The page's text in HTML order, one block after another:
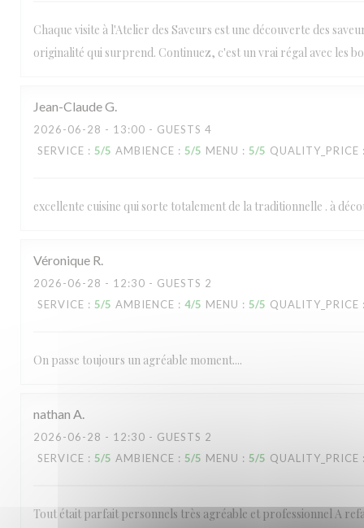
Chaque visite à l'Atelier des Saveurs est une découverte des
originalité qui surprend. Continuez, c'est un vrai régal avec les
Jean-ClaudeG
2026-06-28 - 13:00 - GUESTS 4
SERVICE : 5/5 AMBIENCE : 5/5 MENU : 5/5 QUALITY_PRICE
excellente cuisine qui sorte totalement de la traditionnelle . à
Véronique R
2026-06-28 - 12:30 - GUESTS 2
SERVICE : 5/5 AMBIENCE : 4/5 MENU : 5/5 QUALITY_PRICE
On passe toujours un agréable moment....
nathan A
2026-06-28 - 12:30 - GUESTS 2
SERVICE : 5/5 AMBIENCE : 5/5 MENU : 5/5 QUALITY_PRICE
Tout était parfait personnels très agréable et professionnel A